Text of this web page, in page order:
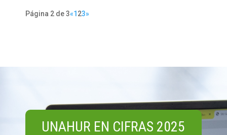
Página 2 de 3«1 23»
UNAHUR EN CIFRAS 2025